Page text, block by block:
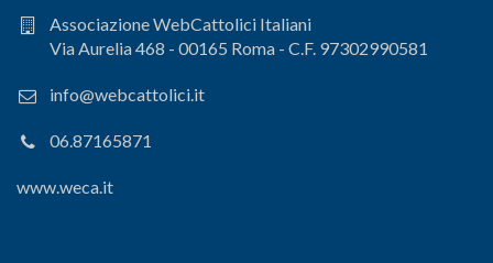
Associazione WebCattolici Italiani
Via Aurelia 468 - 00165 Roma - C.F. 97302990581
info@webcattolici.it
06.87165871
www.weca.it